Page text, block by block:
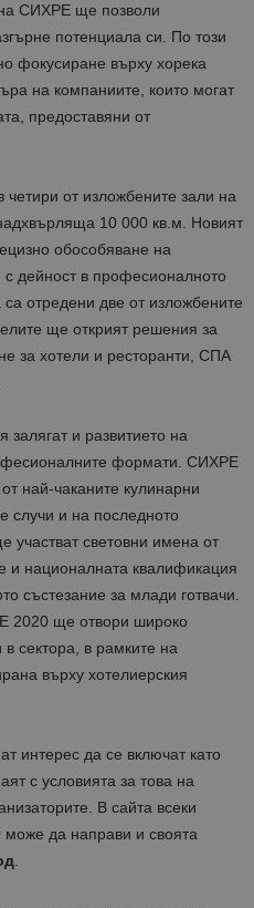
СИХРЕ ще позволи
потенциала си. По този
фокусиране върху хорека
на компаниите, които могат
предоставяни от
от изложбените зали на
10 000 кв.м. Новият
обособяване на
дейност в професионалното
отредени две от изложбените
ще открият решения за
за хотели и ресторанти, СПА
залягат и развитието на
формати. СИХРЕ
най-чаканите кулинарни
случи и на последното
участват световни имена от
и националната квалификация
състезание за млади готвачи.
2020 ще отвори широко
в сектора, в рамките на
върху хотелиерския
интерес да се включат като
с условията за това на
В сайта всеки
да направи и своята
.